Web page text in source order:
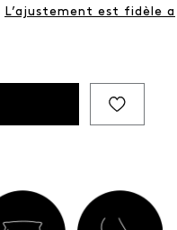
L’ajustement est fidèle a